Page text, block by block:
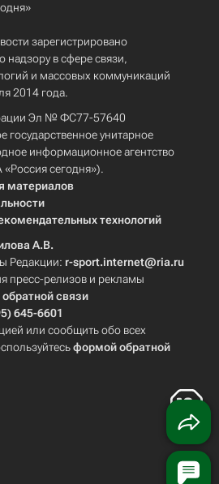
зарегистрировано
надзору в сфере связи,
и массовых коммуникаций
2014 года.
Эл № ФС77-57640
государственное унитарное
информационное агентство
сегодня»).
материалов
технологий
А.В.
Редакции: r-sport.internet@ria.ru
пресс-релизов и рекламы
связи
645-6601
или сообщить обо всех
формой обратной